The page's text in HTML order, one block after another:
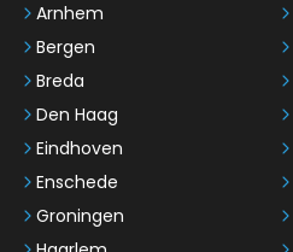
Arnhem
Bergen
Breda
Den Haag
Eindhoven
Enschede
Groningen